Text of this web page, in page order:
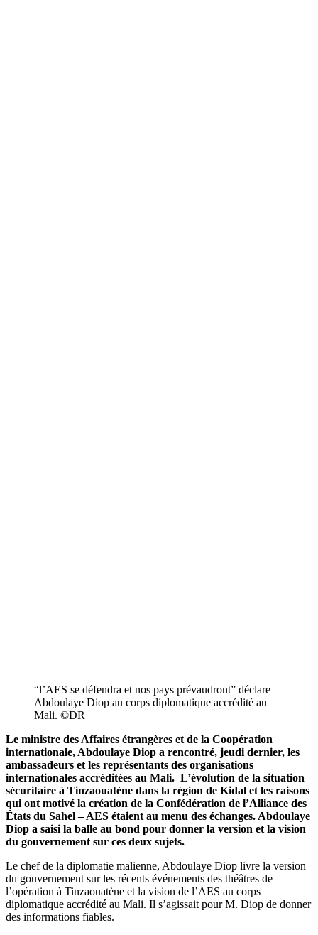
“l’AES se défendra et nos pays prévaudront” déclare
Abdoulaye Diop au corps diplomatique accrédité au
Mali. ©️DR
Le ministre des Affaires étrangères et de la Coopération
internationale, Abdoulaye Diop a rencontré, jeudi dernier, les
ambassadeurs et les représentants des organisations
internationales accréditées au Mali. L’évolution de la situation
sécuritaire à Tinzaouatène dans la région de Kidal et les raisons
qui ont motivé la création de la Confédération de l’Alliance des
États du Sahel – AES étaient au menu des échanges. Abdoulaye
Diop a saisi la balle au bond pour donner la version et la vision
du gouvernement sur ces deux sujets.
Le chef de la diplomatie malienne, Abdoulaye Diop livre la version
du gouvernement sur les récents événements des théâtres de
l’opération à Tinzaouatène et la vision de l’AES au corps
diplomatique accrédité au Mali. Il s’agissait pour M. Diop de donner
des informations fiables.